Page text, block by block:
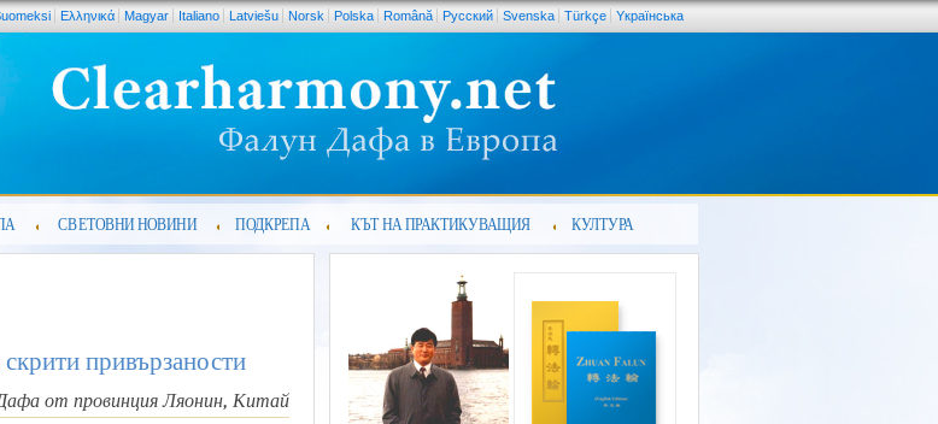
Ελληνικά Magyar Italiano Latviešu Norsk Polska Română Pусский Svenska Türkçe Yкраїнська
СВЕТОВНИ НОВИНИ ПОДКРЕПА КЪТ НА ПРАКТИКУВАЩИЯ КУЛТУРА
привързаности
от провинция Ляонин, Китай